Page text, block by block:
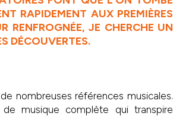
RAPIDEMENT AUX PREMIÈRES
RENFROGNÉE, JE CHERCHE UN
DÉCOUVERTES.
nombreuses références musicales.
musique complète qui transpire